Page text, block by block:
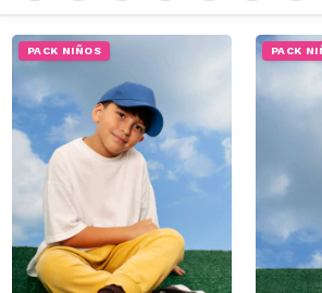
PACK NIÑOS PACK